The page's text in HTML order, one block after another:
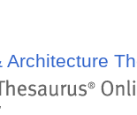
Architecture